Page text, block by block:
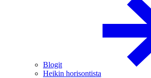
Blogit
Heikin horisontista